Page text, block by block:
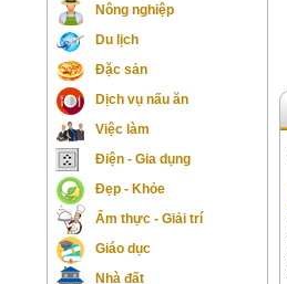
Nông nghiệp
Du lịch
Đặc sản
Dịch vụ nấu ăn
Việc làm
Điện - Gia dụng
Đẹp - Khỏe
Ẩm thực - Giải trí
Giáo dục
Nhà đất